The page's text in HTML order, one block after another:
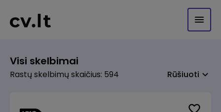
Visi skelbimai
Rastų skelbimų skaičius: 594 Rūšiuoti